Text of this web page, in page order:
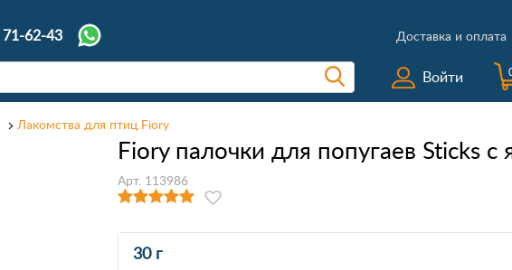
71-62-43 Доставка и оплата
Войти
Лакомства для птиц Fiory
Fiory палочки для попугаев Sticks с
Арт. 113986
30 г